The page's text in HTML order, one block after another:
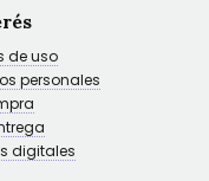
de uso
personales
digitales